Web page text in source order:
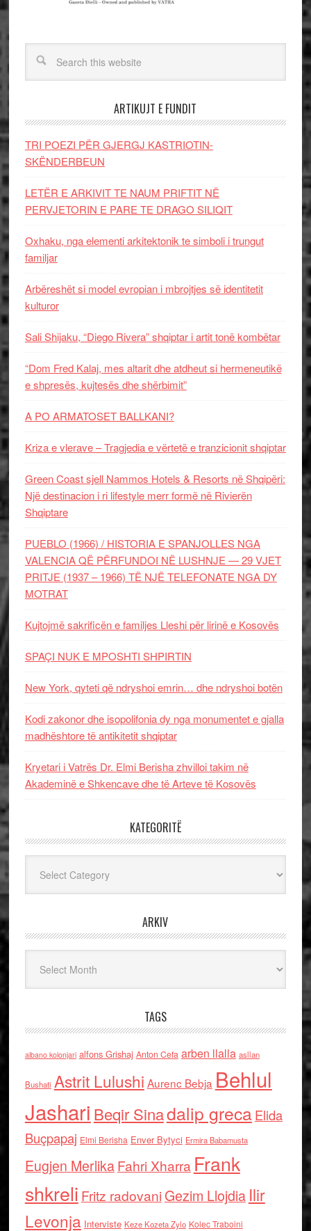
ARTIKUJT E FUNDIT
TRI POEZI PËR GJERGJ KASTRIOTIN-
SKËNDERBEUN
LETËR E ARKIVIT TE NAUM PRIFTIT NË
PERVJETORIN E PARE TE DRAGO SILIQIT
Oxhaku, nga elementi arkitektonik te simboli i trungut
familjar
Arbëreshët si model evropian i mbrojtjes së identitetit
kulturor
Sali Shijaku, “Diego Rivera” shqiptar i artit tonë kombëtar
“Dom Fred Kalaj, mes altarit dhe atdheut si hermeneutikë
e shpresës, kujtesës dhe shërbimit”
A PO ARMATOSET BALLKANI?
Kriza e vlerave – Tragjedia e vërtetë e tranzicionit shqiptar
Green Coast sjell Nammos Hotels & Resorts në Shqipëri:
Një destinacion i ri lifestyle merr formë në Rivierën
Shqiptare
PUEBLO (1966) / HISTORIA E SPANJOLLES NGA
VALENCIA QË PËRFUNDOI NË LUSHNJE — 29 VJET
PRITJE (1937 – 1966) TË NJË TELEFONATE NGA DY
MOTRAT
Kujtojmë sakrificën e familjes Lleshi për lirinë e Kosovës
SPAÇI NUK E MPOSHTI SHPIRTIN
New York, qyteti që ndryshoi emrin… dhe ndryshoi botën
Kodi zakonor dhe isopolifonia dy nga monumentet e gjalla
madhështore të antikitetit shqiptar
Kryetari i Vatrës Dr. Elmi Berisha zhvilloi takim në
Akademinë e Shkencave dhe të Arteve të Kosovës
KATEGORITË
ARKIV
TAGS
albano kolonjari alfons Grishaj Anton Cefa arben llalla asllan
Bushati Astrit Lulushi Aurenc Bebja Behlul
Jashari Beqir Sinadalip grecaElida
Buçpapaj Elmi Berisha Enver Bytyci Ermira Babamusta
Eugjen MerlikaFahri Xharra Frank
shkreli Fritz radovaniGezim Llojdia Ilir
Levonja Interviste Keze Kozeta Zylo Kolec Traboini